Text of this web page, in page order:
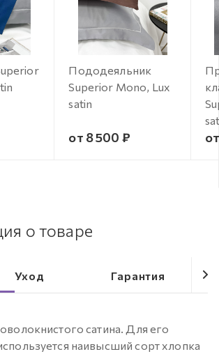
Пододеяльник
Superior Mono, Lux
satin
от 8 500 ₽
о товаре
Уход Гарантия
сатина. Для его
наивысший сорт хлопка